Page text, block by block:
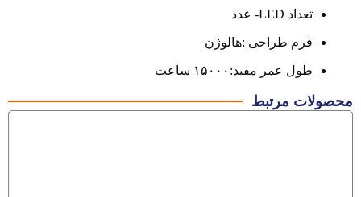
تعداد LED- عدد
فرم طراحی :هالوژن
طول عمر مفید:۱۵۰۰۰ ساعت
محصولات مرتبط